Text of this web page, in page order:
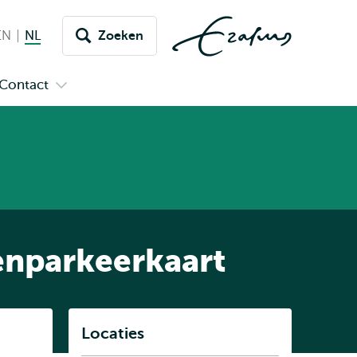
English
NLNederlands huidige taal
Zoeken
Subnavigatie
Locaties